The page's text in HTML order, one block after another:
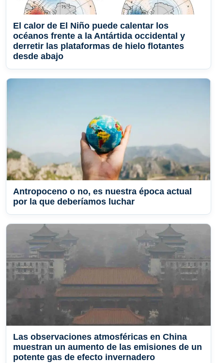
El calor de El Niño puede calentar los
océanos frente a la Antártida occidental y
derretir las plataformas de hielo flotantes
desde abajo
Antropoceno o no, es nuestra época actual
por la que deberíamos luchar
Las observaciones atmosféricas en China
muestran un aumento de las emisiones de un
potente gas de efecto invernadero